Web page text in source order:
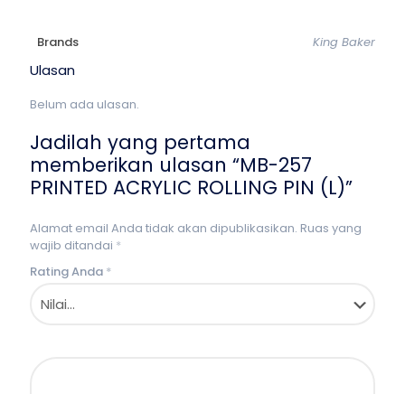
Brands King Baker
Ulasan
Belum ada ulasan.
Jadilah yang pertama
memberikan ulasan “MB-257
PRINTED ACRYLIC ROLLING PIN (L)”
Alamat email Anda tidak akan dipublikasikan. Ruas yang
wajib ditandai *
Rating Anda *